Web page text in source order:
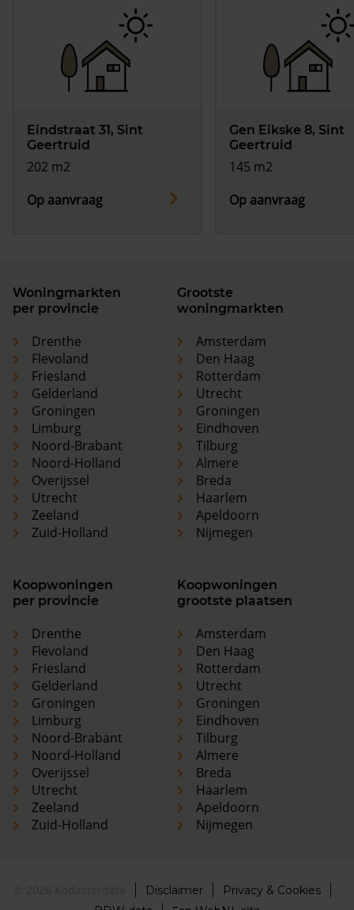
Eindstraat 31, Sint
Geertruid
202 m2
Op aanvraag
Gen Eikske 8, Sint
Geertruid
145 m2
Op aanvraag
Woningmarkten
per provincie
Drenthe
Flevoland
Friesland
Gelderland
Groningen
Limburg
Noord-Brabant
Noord-Holland
Overijssel
Utrecht
Zeeland
Zuid-Holland
Grootste
woningmarkten
Amsterdam
Den Haag
Rotterdam
Utrecht
Groningen
Eindhoven
Tilburg
Almere
Breda
Haarlem
Apeldoorn
Nijmegen
Koopwoningen
per provincie
Drenthe
Flevoland
Friesland
Gelderland
Groningen
Limburg
Noord-Brabant
Noord-Holland
Overijssel
Utrecht
Zeeland
Zuid-Holland
Koopwoningen
grootste plaatsen
Amsterdam
Den Haag
Rotterdam
Utrecht
Groningen
Eindhoven
Tilburg
Almere
Breda
Haarlem
Apeldoorn
Nijmegen
Disclaimer
Privacy & Cookies